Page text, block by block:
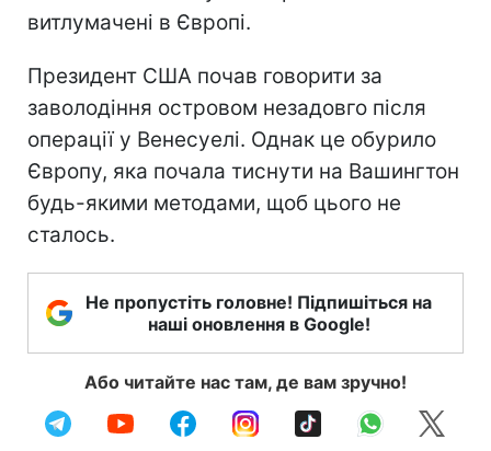
витлумачені в Європі.
Президент США почав говорити за
заволодіння островом незадовго після
операції у Венесуелі. Однак це обурило
Європу, яка почала тиснути на Вашингтон
будь-якими методами, щоб цього не
сталось.
Не пропустіть головне! Підпишіться на
наші оновлення в Google!
Або читайте нас там, де вам зручно!